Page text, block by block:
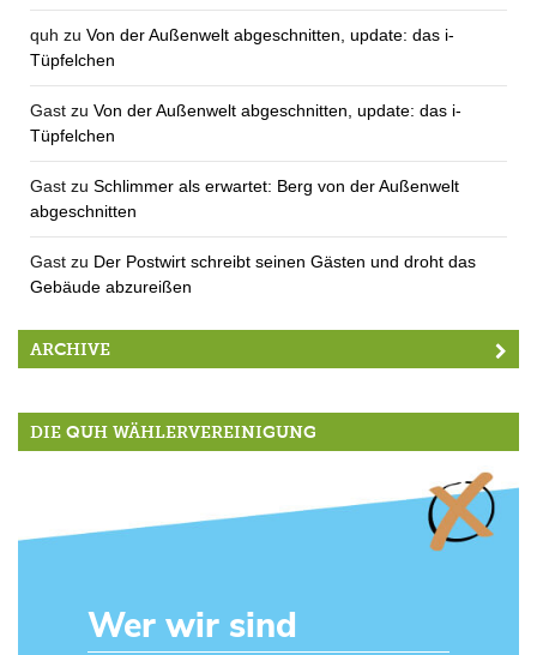
quh zu Von der Außenwelt abgeschnitten, update: das i-
Tüpfelchen
Gast zu Von der Außenwelt abgeschnitten, update: das i-
Tüpfelchen
Gast zu Schlimmer als erwartet: Berg von der Außenwelt
abgeschnitten
Gast zu Der Postwirt schreibt seinen Gästen und droht das
Gebäude abzureißen
ARCHIVE
DIE QUH WÄHLERVEREINIGUNG
Wer wir sind